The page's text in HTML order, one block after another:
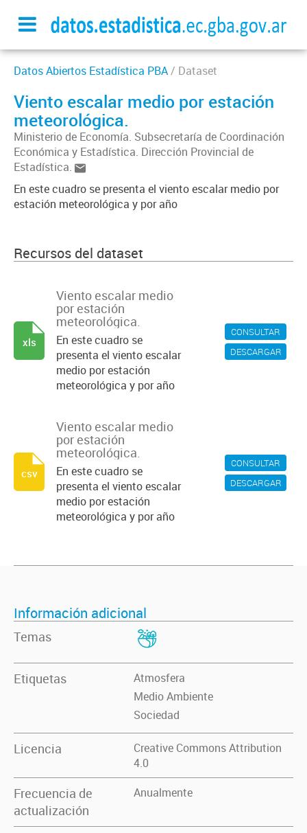
Datos Abiertos Estadística PBA/ Dataset
Viento escalar medio por estación
meteorológica.
Ministerio de Economía. Subsecretaría de Coordinación
Económica y Estadística. Dirección Provincial de
Estadística.
En este cuadro se presenta el viento escalar medio por
estación meteorológica y por año
Recursos del dataset
CONSULTAR
DESCARGAR
Viento escalar medio
por estación
meteorológica.
En este cuadro se
presenta el viento escalar
medio por estación
meteorológica y por año
xls
CONSULTAR
DESCARGAR
Viento escalar medio
por estación
meteorológica.
En este cuadro se
presenta el viento escalar
medio por estación
meteorológica y por año
csv
Información adicional
Temas
Etiquetas
Atmosfera
Medio Ambiente
Sociedad
Licencia
Creative Commons Attribution
4.0
Frecuencia de
actualización
Anualmente